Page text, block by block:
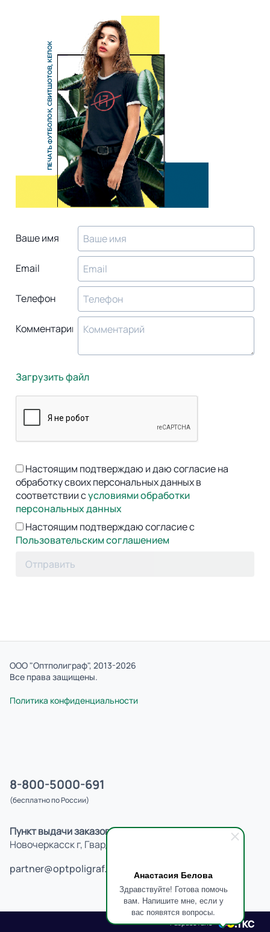
Анастасия Белова
Здравствуйте! Готова помочь
вам. Напишите мне, если у
вас появятся вопросы.
Ваше имя
Email
Телефон
Комментарий
Загрузить файл
Настоящим подтверждаю и даю согласие на
обработку своих персональных данных в
соответствии сусловиями обработки
персональных данных
Настоящим подтверждаю согласие с
Пользовательским соглашением
Отправить
ООО "Оптполиграф", 2013-2026
Все права защищены.
Политика конфиденциальности
8-800-5000-691
(бесплатно по России)
Пункт выдачи заказов:
Новочеркасск г, Гвардейская ул, д.23
partner@optpoligraf.ru
Разработано